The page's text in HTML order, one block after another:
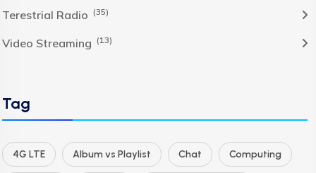
Terestrial Radio (35)
Video Streaming (13)
Tag
4G LTE Album vs Playlist Chat Computing